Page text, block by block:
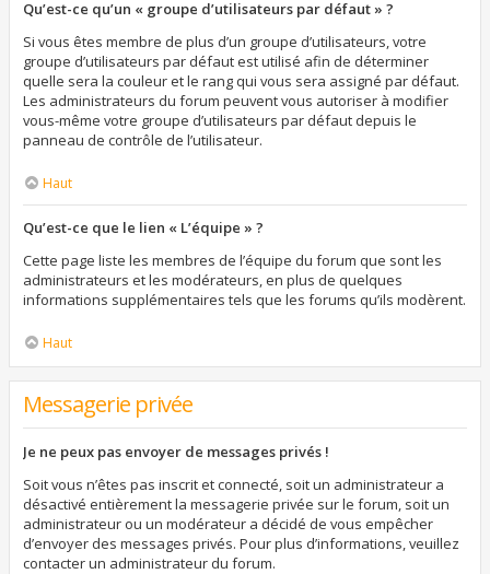
Qu’est-ce qu’un « groupe d’utilisateurs par défaut » ?
Si vous êtes membre de plus d’un groupe d’utilisateurs, votre
groupe d’utilisateurs par défaut est utilisé afin de déterminer
quelle sera la couleur et le rang qui vous sera assigné par défaut.
Les administrateurs du forum peuvent vous autoriser à modifier
vous-même votre groupe d’utilisateurs par défaut depuis le
panneau de contrôle de l’utilisateur.
Haut
Qu’est-ce que le lien « L’équipe » ?
Cette page liste les membres de l’équipe du forum que sont les
administrateurs et les modérateurs, en plus de quelques
informations supplémentaires tels que les forums qu’ils modèrent.
Haut
Messagerie privée
Je ne peux pas envoyer de messages privés !
Soit vous n’êtes pas inscrit et connecté, soit un administrateur a
désactivé entièrement la messagerie privée sur le forum, soit un
administrateur ou un modérateur a décidé de vous empêcher
d’envoyer des messages privés. Pour plus d’informations, veuillez
contacter un administrateur du forum.